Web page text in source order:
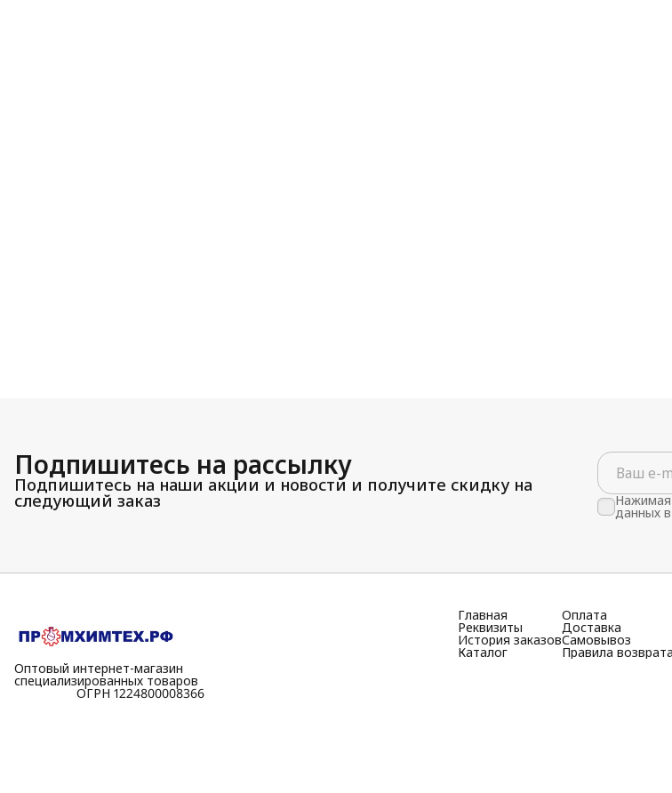
Подпишитесь на рассылку
Подпишитесь на наши акции и новости и получите скидку на
следующий заказ Нажимая
данных
Оптовый интернет-магазин
специализированных товаров
⠀⠀⠀⠀⠀⠀⠀ОГРН 1224800008366
Главная
Реквизиты
История заказов
Каталог
Оплата
Доставка
Самовывоз
Правила возврата